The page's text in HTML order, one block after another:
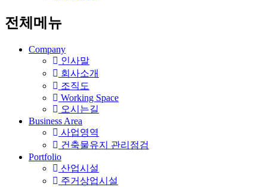
전체메뉴
Company
인사말
회사소개
조직도
Working Space
오시는길
Business Area
사업영역
건축물유지 관리점검
Portfolio
산업시설
주거상업시설